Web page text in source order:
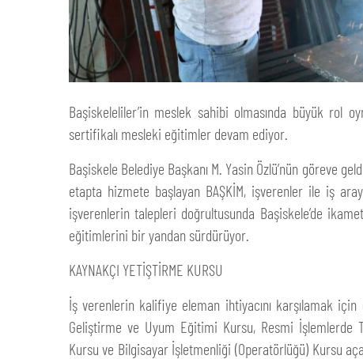
Başiskeleliler’in meslek sahibi olmasında büyük rol
sertifikalı mesleki eğitimler devam ediyor.
Başiskele Belediye Başkanı M. Yasin Özlü’nün göreve
etapta hizmete başlayan BAŞKİM, işverenler ile iş
işverenlerin talepleri doğrultusunda Başiskele’de
eğitimlerini bir yandan sürdürüyor.
KAYNAKÇI YETİŞTİRME KURSU
İş verenlerin kalifiye eleman ihtiyacını karşılamak
Geliştirme ve Uyum Eğitimi Kursu, Resmi
Kursu ve Bilgisayar İşletmenliği (Operatörlüğü) Kursu